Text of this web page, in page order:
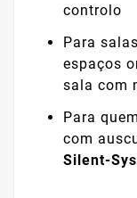
controlo
Para
espaços
sala com
Para
com
Silent-